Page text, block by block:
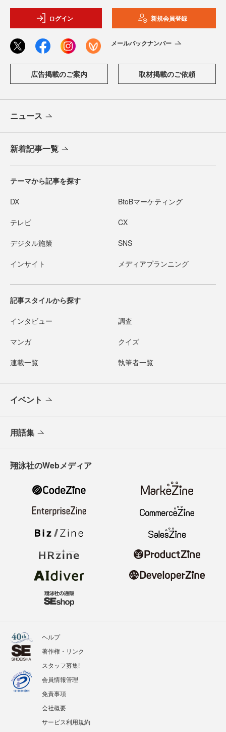
ログイン 新規会員登録
メールバックナンバー
広告掲載のご案内 取材掲載のご依頼
ニュース
新着記事一覧
テーマから記事を探す
DX BtoBマーケティング
テレビ CX
デジタル施策 SNS
インサイト メディアプランニング
記事スタイルから探す
インタビュー 調査
マンガ クイズ
連載一覧 執筆者一覧
イベント
用語集
翔泳社のWebメディア
ヘルプ
著作権・リンク
スタッフ募集!
会員情報管理
免責事項
会社概要
サービス利用規約